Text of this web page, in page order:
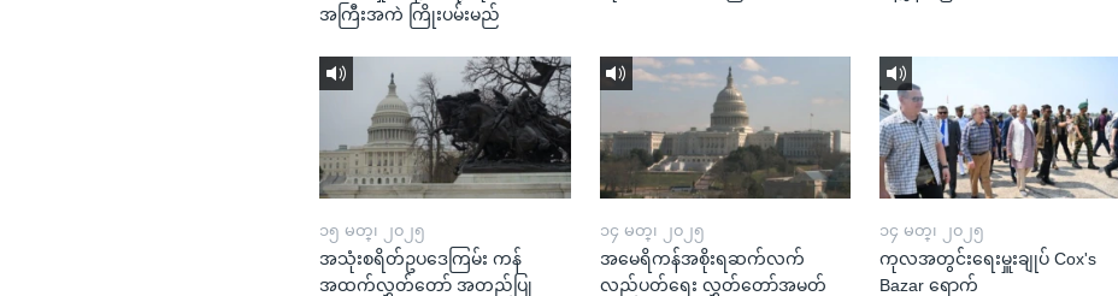
အကြီးအကဲ ကြိုးပမ်းမည်
၁၅ မတ္၊ ၂၀၂၅
အသုံးစရိတ်ဥပဒေကြမ်း ကန်
အထက်လွှတ်တော် အတည်ပြု
၁၄ မတ္၊ ၂၀၂၅
အမေရိကန်အစိုးရဆက်လက်
လည်ပတ်ရေး လွှတ်တော်အမတ်
၁၄ မတ္၊ ၂၀၂၅
ကုလအတွင်းရေးမှူးချုပ် Cox's
Bazar ရောက်